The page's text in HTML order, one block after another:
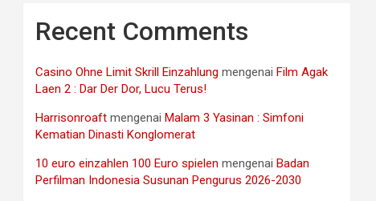
Recent Comments
Casino Ohne Limit Skrill Einzahlung mengenai Film Agak
Laen 2 : Dar Der Dor, Lucu Terus!
Harrisonroaft mengenai Malam 3 Yasinan : Simfoni
Kematian Dinasti Konglomerat
10 euro einzahlen 100 Euro spielen mengenai Badan
Perfilman Indonesia Susunan Pengurus 2026-2030